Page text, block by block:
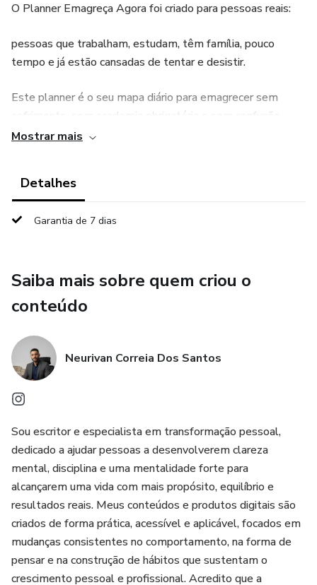
O Planner Emagreça Agora foi criado para pessoas reais:
pessoas que trabalham, estudam, têm família, pouco
tempo e já estão cansadas de tentar e desistir.
Este planner é o seu mapa diário para emagrecer sem
sofrimento, sem academia obrigatória e sem confusão.
✔ Criar uma rotina simples de emagrecimento
✔ Parar de sabotar seus resultados
✔ Organizar sua alimentação sem sofrimento
🧩 O que vem dentro do Planner
📅 Planejamento diário de 30 dias
🥗 Organização alimentar prática
🧠 Exercícios mentais de disciplina
🔥 Estratégias para não desistir
📝 Espaços de acompanhamento e progresso
Tudo estruturado para você executar, não apenas ler.
Mostrar mais
Detalhes
Garantia de 7 dias
Saiba mais sobre quem criou o
conteúdo
Neurivan Correia Dos Santos
Sou escritor e especialista em transformação pessoal,
dedicado a ajudar pessoas a desenvolverem clareza
mental, disciplina e uma mentalidade forte para
alcançarem uma vida com mais propósito, equilíbrio e
resultados reais. Meus conteúdos e produtos digitais são
criados de forma prática, acessível e aplicável, focados em
mudanças consistentes no comportamento, na forma de
pensar e na construção de hábitos que sustentam o
crescimento pessoal e profissional. Acredito que a